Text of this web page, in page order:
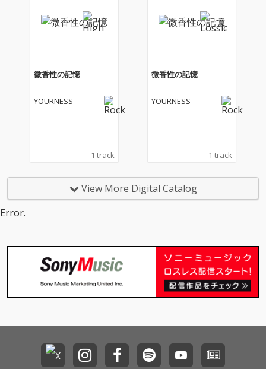
のセルフカバー・アル
バム
のセルフカバー・アル
バム
微香性の記憶
YOURNESS
1 track
微香性の記憶
YOURNESS
1 track
View More Digital Catalog
Error.